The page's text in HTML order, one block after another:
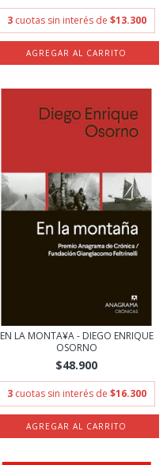
3 cuotas sin interés de $13.300
EN LA MONTA¥A - DIEGO ENRIQUE
OSORNO
$48.900
3 cuotas sin interés de $16.300